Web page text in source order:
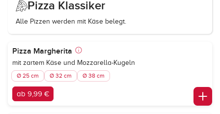
Pizza Klassiker
Alle Pizzen werden mit Käse belegt.
Pizza Margherita
mit zartem Käse und Mozzarella-Kugeln
Ø 25 cm Ø 32 cm Ø 38 cm
ab 9,99 €